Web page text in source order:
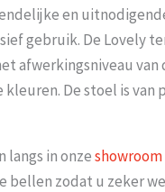
en
gebruik. De Lovely
afwerkingsniveau
De stoel is
langs in onzeshowroom
bellen zodat u zeker